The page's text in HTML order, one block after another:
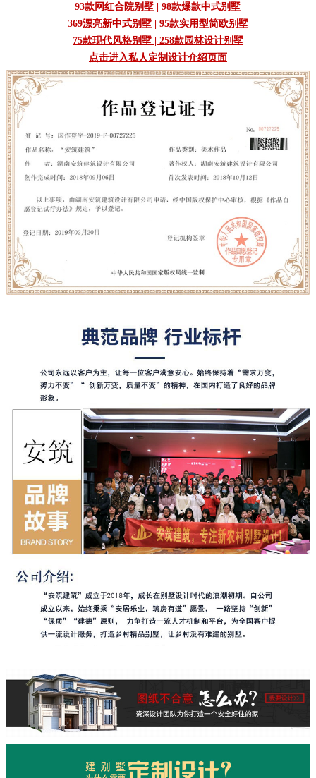
93款网红合院别墅 |98款爆款中式别墅
369漂亮新中式别墅| 95款实用型简欧别墅
75款现代风格别墅| 258款园林设计别墅
点击进入私人定制设计介绍页面